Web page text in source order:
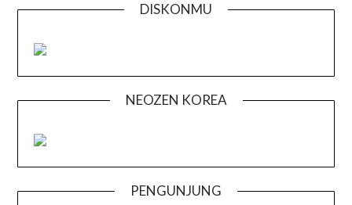
DISKONMU
NEOZEN KOREA
PENGUNJUNG